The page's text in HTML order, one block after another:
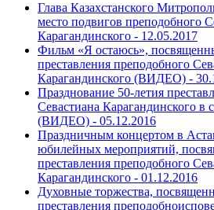
Глава Казахстанского
место подвигов преподобного
Карагандинского - 12.05.2017
Фильм «Я остаюсь»,
преставления преподобного
Карагандинского (ВИДЕО) -
Празднование 50-летия
Севастиана Карагандинского в
(ВИДЕО) - 05.12.2016
Праздничным концертом в
юбилейных мероприятий,
преставления преподобного
Карагандинского - 01.12.2016
Духовные торжества,
преставления